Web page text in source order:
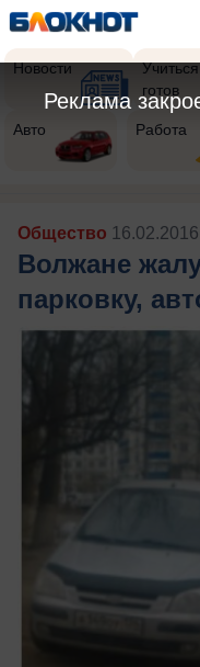
Новости
Учиться
готов
Авто Работа
Общество 16.02.2016
Волжане
парковку,
Реклама